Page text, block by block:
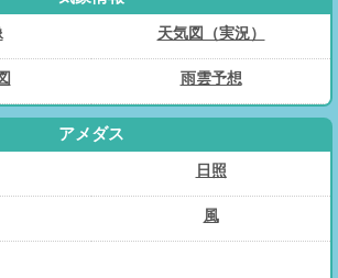
天気図（実況）
雨雲予想
アメダス
日照
風